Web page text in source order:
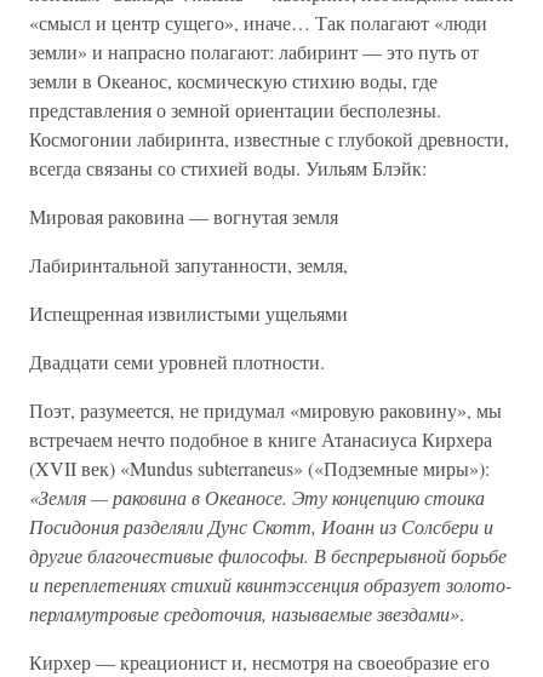
«смысл и центр сущего», иначе… Так полагают «люди
земли» и напрасно полагают: лабиринт — это путь от
земли в Океанос, космическую стихию воды, где
представления о земной ориентации бесполезны.
Космогонии лабиринта, известные с глубокой древности,
всегда связаны со стихией воды. Уильям Блэйк:
Мировая раковина — вогнутая земля
Лабиринтальной запутанности, земля,
Испещренная извилистыми ущельями
Двадцати семи уровней плотности.
Поэт, разумеется, не придумал «мировую раковину», мы
встречаем нечто подобное в книге Атанасиуса Кирхера
(XVII век) «Mundus subterraneus» («Подземные миры»):
«Земля — раковина в Океаносе. Эту концепцию стоика
Посидония разделяли Дунс Скотт, Иоанн из Солсбери и
другие благочестивые философы. В беспрерывной борьбе
и переплетениях стихий квинтэссенция образует золото-
перламутровые средоточия, называемые звездами».
Кирхер — креационист и, несмотря на своеобразие его